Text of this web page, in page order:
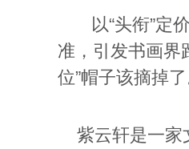
以“头衔”定价
准，引发书画界
位”帽子该摘掉
紫云轩是一家